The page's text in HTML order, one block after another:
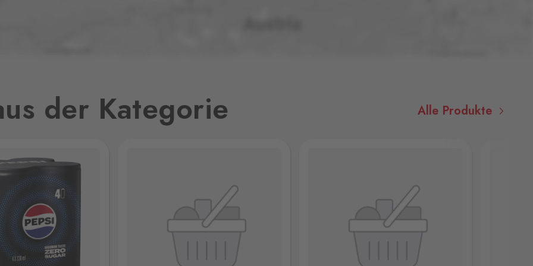
797 Stk.
194 Stk.
der Kategorie Alle Produkte